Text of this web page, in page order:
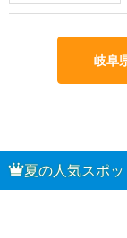
岐阜
夏の人気スポッ